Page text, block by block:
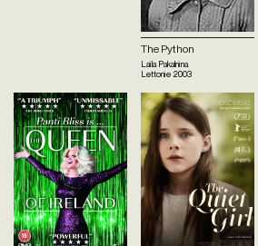
The Python
Laila Pakalnina
Lettonie 2003